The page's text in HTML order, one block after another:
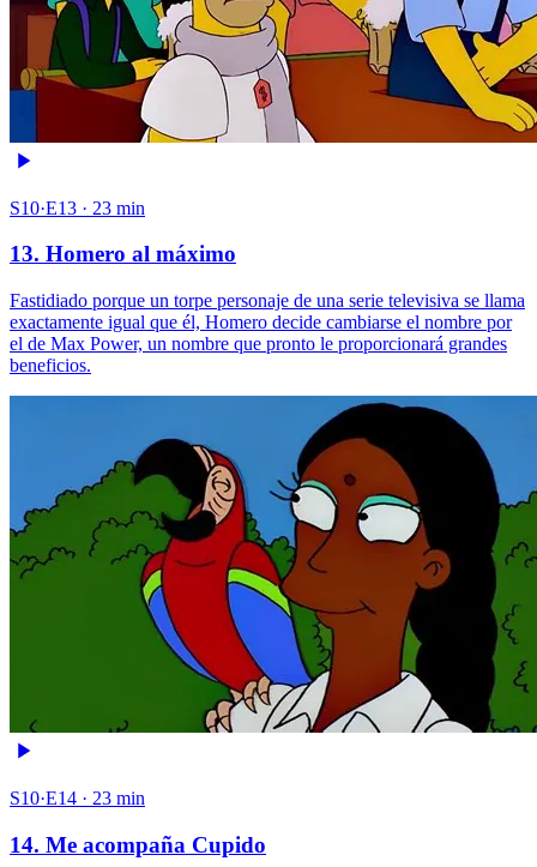
S10·E13 · 23 min
13. Homero al máximo
Fastidiado porque un torpe personaje de una serie televisiva se llama
exactamente igual que él, Homero decide cambiarse el nombre por
el de Max Power, un nombre que pronto le proporcionará grandes
beneficios.
S10·E14 · 23 min
14. Me acompaña Cupido